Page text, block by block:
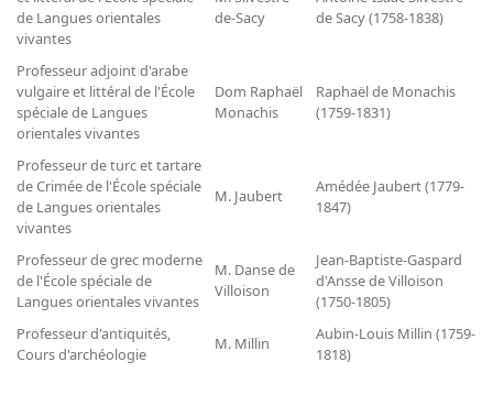
de Langues orientales
vivantes
de-Sacy
de Sacy (1758-1838)
Professeur adjoint d'arabe
vulgaire et littéral de l'École
spéciale de Langues
orientales vivantes
Dom Raphaël
Monachis
Raphaël de Monachis
(1759-1831)
Professeur de turc et tartare
de Crimée de l'École spéciale
de Langues orientales
vivantes
M. Jaubert
Amédée Jaubert (1779-
1847)
Professeur de grec moderne
de l'École spéciale de
Langues orientales vivantes
M. Danse de
Villoison
Jean-Baptiste-Gaspard
d'Ansse de Villoison
(1750-1805)
Professeur d'antiquités,
Cours d'archéologie
M. Millin
Aubin-Louis Millin (1759-
1818)